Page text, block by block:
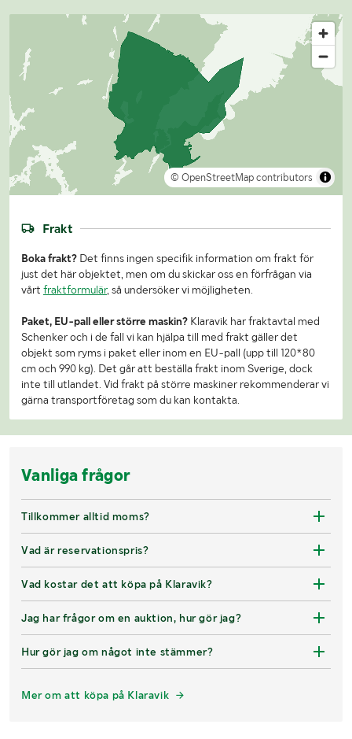
© OpenStreetMap contributors
Frakt
Boka frakt? Det finns ingen specifik information om frakt för
just det här objektet, men om du skickar oss en förfrågan via
vårt fraktformulär, så undersöker vi möjligheten.
Paket, EU-pall eller större maskin? Klaravik har fraktavtal med
Schenker och i de fall vi kan hjälpa till med frakt gäller det
objekt som ryms i paket eller inom en EU-pall (upp till 120*80
cm och 990 kg). Det går att beställa frakt inom Sverige, dock
inte till utlandet. Vid frakt på större maskiner rekommenderar vi
gärna transportföretag som du kan kontakta.
Vanliga frågor
Tillkommer alltid moms?
Vad är reservationspris?
Vad kostar det att köpa på Klaravik?
Jag har frågor om en auktion, hur gör jag?
Hur gör jag om något inte stämmer?
Mer om att köpa på Klaravik